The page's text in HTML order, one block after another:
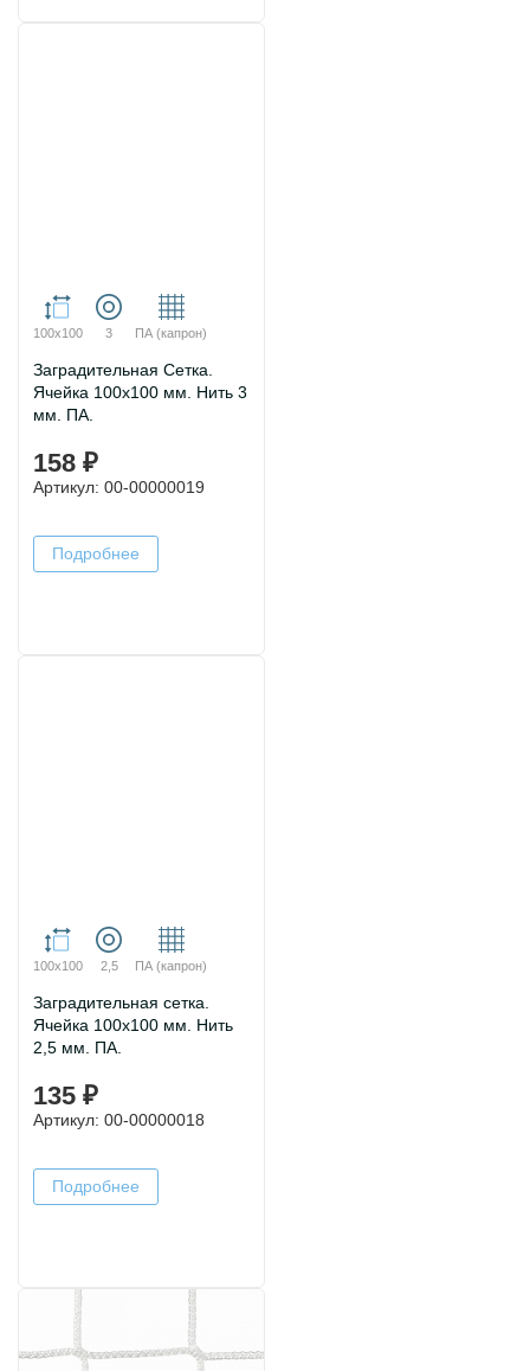
100х100 3 ПА (капрон)
Заградительная Сетка.
Ячейка 100х100 мм. Нить 3
мм. ПА.
158 ₽
Артикул: 00-00000019
Подробнее
100х100 2,5 ПА (капрон)
Заградительная сетка.
Ячейка 100х100 мм. Нить
2,5 мм. ПА.
135 ₽
Артикул: 00-00000018
Подробнее